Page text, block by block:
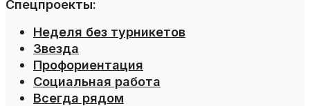
Спецпроекты:
Неделя без турникетов
Звезда
Профориентация
Социальная работа
Всегда рядом